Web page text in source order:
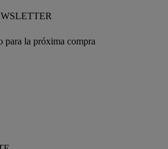
para la próxima compra